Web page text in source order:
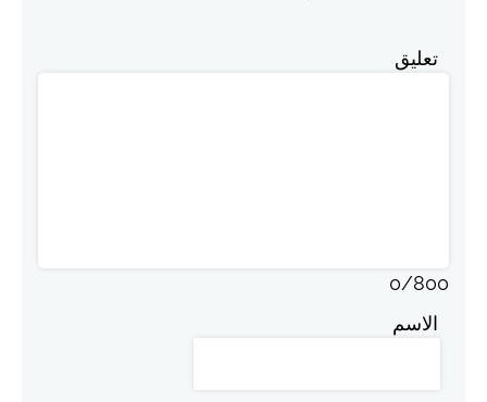
تعليق
0/800
الاسم